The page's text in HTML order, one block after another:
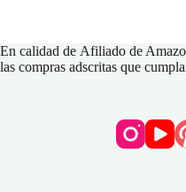
En calidad de Afiliado de
las compras adscritas que